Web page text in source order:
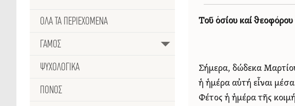
ΌΛΑ ΤΑ ΠΕΡΙΕΧΌΜΕΝΑ
ΓΑΜΟΣ
ΨΥΧΟΛΟΓΙΚΑ
ΠΟΝΟΣ
Τοῦ ὁσίου καί
Σήμερα, δώδεκα
ἡ ἡμέρα αὐτή εἶναι
Φέτος ἡ ἡμέρα τῆς